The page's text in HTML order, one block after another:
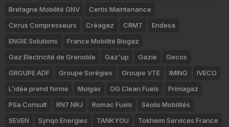
Bretagne Mobilité GNV
Certis Maintenance
Cirrus Compresseurs
Créagaz CRMT
Endesa
ENGIE Solutions
France Mobilité Biogaz
Gaz Electricité de Grenoble
Gaz'up Gazie
Gecos
GROUPE ADF
Groupe Sorégies Groupe VTE IMING
IVECO
L’idée prend forme
Molgas OG Clean Fuels
Primagaz
PSa Consult
RN7 NRJ Romac Fuels
Séolis Mobilités
SEVEN
Synqo Energies TANKYOU Tokheim Services France